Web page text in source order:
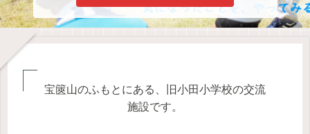
宝篋山のふもとにある、旧小田小学校の交流
施設です。